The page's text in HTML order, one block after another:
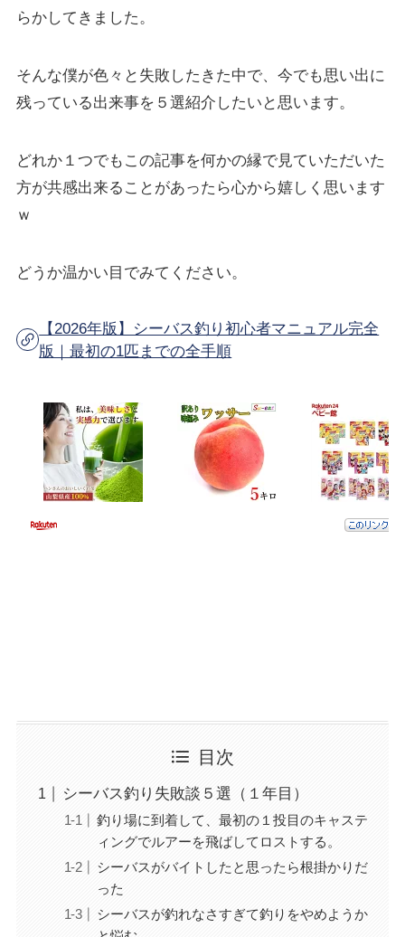
らかしてきました。
そんな僕が色々と失敗したきた中で、今でも思い出に
残っている出来事を５選紹介したいと思います。
どれか１つでもこの記事を何かの縁で見ていただいた
方が共感出来ることがあったら心から嬉しく思います
ｗ
どうか温かい目でみてください。
【2026年版】シーバス釣り初心者マニュアル完全
版｜最初の1匹までの全手順
目次
シーバス釣り失敗談５選（１年目）
釣り場に到着して、最初の１投目のキャステ
ィングでルアーを飛ばしてロストする。
シーバスがバイトしたと思ったら根掛かりだ
った
シーバスが釣れなさすぎて釣りをやめようか